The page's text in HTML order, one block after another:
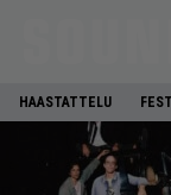
HAASTATTELU